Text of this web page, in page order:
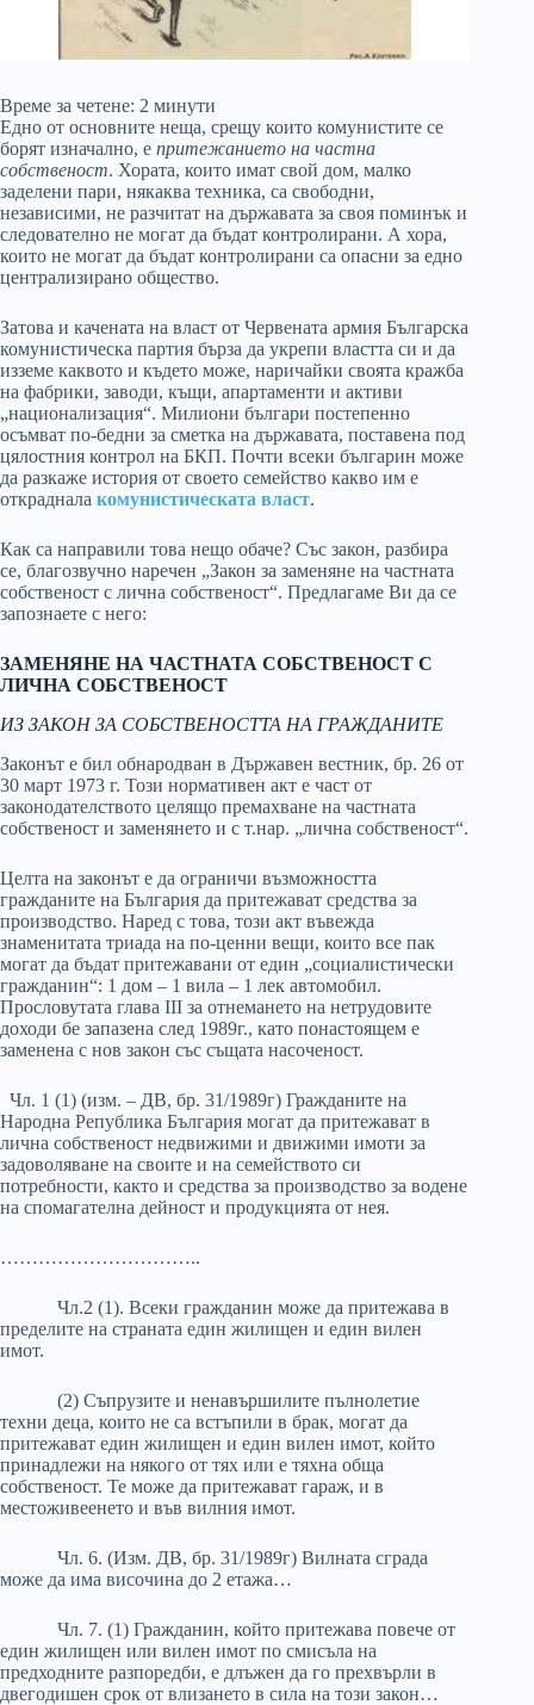
Време за четене: 2 минути
Едно от основните неща, срещу които комунистите се
борят изначално, е притежанието на частна
собственост. Хората, които имат свой дом, малко
заделени пари, някаква техника, са свободни,
независими, не разчитат на държавата за своя поминък и
следователно не могат да бъдат контролирани. А хора,
които не могат да бъдат контролирани са опасни за едно
централизирано общество.
Затова и качената на власт от Червената армия Българска
комунистическа партия бърза да укрепи властта си и да
изземе каквото и където може, наричайки своята кражба
на фабрики, заводи, къщи, апартаменти и активи
„национализация“. Милиони българи постепенно
осъмват по-бедни за сметка на държавата, поставена под
цялостния контрол на БКП. Почти всеки българин може
да разкаже история от своето семейство какво им е
откраднала комунистическата власт.
Как са направили това нещо обаче? Със закон, разбира
се, благозвучно наречен „Закон за заменяне на частната
собственост с лична собственост“. Предлагаме Ви да се
запознаете с него:
ЗАМЕНЯНЕ НА ЧАСТНАТА СОБСТВЕНОСТ С
ЛИЧНА СОБСТВЕНОСТ
ИЗ ЗАКОН ЗА СОБСТВЕНОСТТА НА ГРАЖДАНИТЕ
Законът е бил обнародван в Държавен вестник, бр. 26 от
30 март 1973 г. Този нормативен акт е част от
законодателството целящо премахване на частната
собственост и заменянето и с т.нар. „лична собственост“.
Целта на законът е да ограничи възможността
гражданите на България да притежават средства за
производство. Наред с това, този акт въвежда
знаменитата триада на по-ценни вещи, които все пак
могат да бъдат притежавани от един „социалистически
гражданин“: 1 дом – 1 вила – 1 лек автомобил.
Прословутата глава ІІІ за отнемането на нетрудовите
доходи бе запазена след 1989г., като понастоящем е
заменена с нов закон със същата насоченост.
Чл. 1 (1) (изм. – ДВ, бр. 31/1989г) Гражданите на
Народна Република България могат да притежават в
лична собственост недвижими и движими имоти за
задоволяване на своите и на семейството си
потребности, както и средства за производство за водене
на спомагателна дейност и продукцията от нея.
…………………………..
Чл.2 (1). Всеки гражданин може да притежава в
пределите на страната един жилищен и един вилен
имот.
(2) Съпрузите и ненавършилите пълнолетие
техни деца, които не са встъпили в брак, могат да
притежават един жилищен и един вилен имот, който
принадлежи на някого от тях или е тяхна обща
собственост. Те може да притежават гараж, и в
местоживеенето и във вилния имот.
Чл. 6. (Изм. ДВ, бр. 31/1989г) Вилната сграда
може да има височина до 2 етажа…
Чл. 7. (1) Гражданин, който притежава повече от
един жилищен или вилен имот по смисъла на
предходните разпоредби, е длъжен да го прехвърли в
двегодишен срок от влизането в сила на този закон…